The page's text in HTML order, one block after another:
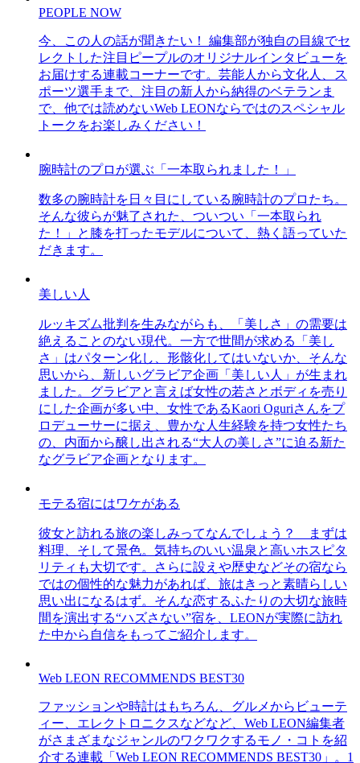
PEOPLE NOW
今、この人の話が聞きたい！ 編集部が独自の目線でセ
レクトした注目ピープルのオリジナルインタビューを
お届けする連載コーナーです。芸能人から文化人、ス
ポーツ選手まで、注目の新人から納得のベテランま
で、他では読めないWeb LEONならではのスペシャル
トークをお楽しみください！
腕時計のプロが選ぶ「一本取られました！」
数多の腕時計を日々目にしている腕時計のプロたち。
そんな彼らが魅了された、ついつい「一本取られ
た！」と膝を打ったモデルについて、熱く語っていた
だきます。
美しい人
ルッキズム批判を生みながらも、「美しさ」の需要は
絶えることのない現代。一方で世間が求める「美し
さ」はパターン化し、形骸化してはいないか、そんな
思いから、新しいグラビア企画「美しい人」が生まれ
ました。グラビアと言えば女性の若さとボディを売り
にした企画が多い中、女性であるKaori Oguriさんをプ
ロデューサーに据え、豊かな人生経験を持つ女性たち
の、内面から醸し出される“大人の美しさ”に迫る新た
なグラビア企画となります。
モテる宿にはワケがある
彼女と訪れる旅の楽しみってなんでしょう？ まずは
料理、そして景色。気持ちのいい温泉と高いホスピタ
リティも大切です。さらに設えや歴史などその宿なら
ではの個性的な魅力があれば、旅はきっと素晴らしい
思い出になるはず。そんな恋するふたりの大切な旅時
間を演出する“ハズさない”宿を、LEONが実際に訪れ
た中から自信をもってご紹介します。
Web LEON RECOMMENDS BEST30
ファッションや時計はもちろん、グルメからビューテ
ィー、エレクトロニクスなどなど、Web LEON編集者
がさまざまなジャンルのワクワクするモノ・コトを紹
介する連載「Web LEON RECOMMENDS BEST30」。1